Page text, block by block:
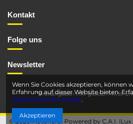
Kontakt
Folge uns
Newsletter
*Preisangaben inkl. gesetzl. MwSt.
© 2026 Motohero. Powered by C.A.I.
Wenn Sie Cookies akzeptieren, können
Erfahrung auf dieser Website bieten.
Datenschutz & Cookies.
Akzeptieren